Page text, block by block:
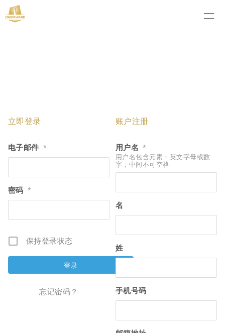
立即登录
电子邮件 *
密码 *
保持登录状态
忘记密码？
账户注册
用户名 *
用户名包含元素：英文字母或数
字，中间不可空格
名
姓
手机号码